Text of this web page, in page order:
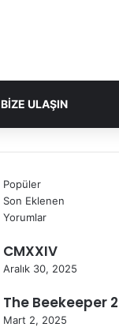
BIZE ULAŞIN
Popüler
Son Eklenen
Yorumlar
CMXXIV
Aralık 30, 2025
The Beekeeper 2
Mart 2, 2025